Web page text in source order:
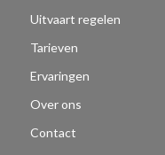
Uitvaart regelen
Tarieven
Ervaringen
Over ons
Contact